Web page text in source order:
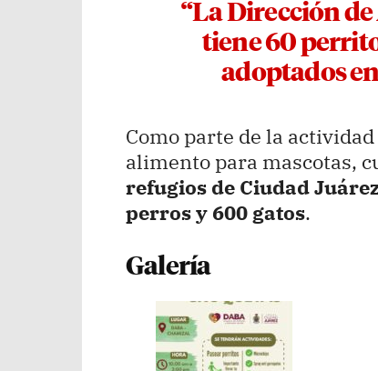
“La Dirección
tiene 60
adoptados
Como parte de la
alimento para mascotas,
refugios de Ciudad
perros y 600 gatos.
Galería